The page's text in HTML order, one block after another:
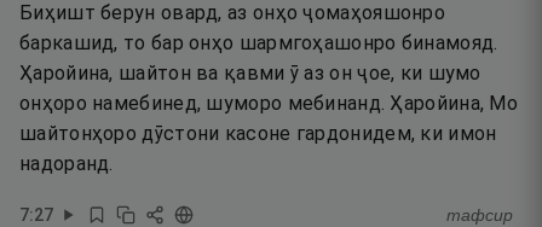
Биҳишт берун овард, аз онҳо ҷомаҳояшонро
баркашид, то бар онҳо шармгоҳашонро бинамояд.
Ҳаройина, шайтон ва қавми ӯ аз он ҷое, ки шумо
онҳоро намебинед, шуморо мебинанд. Ҳаройина, Мо
шайтонҳоро дӯстони касоне гардонидем, ки имон
надоранд.
7:27 тафсир